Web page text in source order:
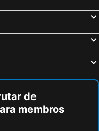
de
membros